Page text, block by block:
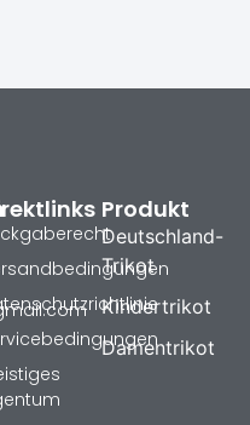
Produkt
Deutschland-
Trikot
Kindertrikot
Damentrikot